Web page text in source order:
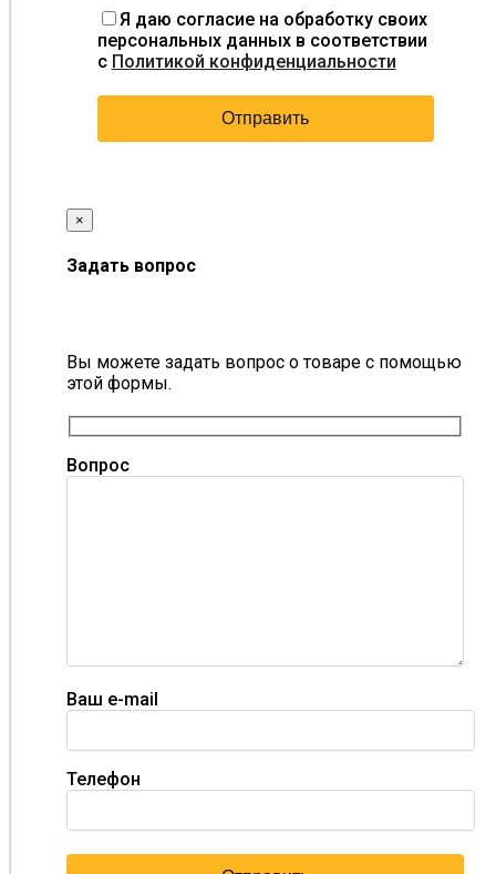
Я даю согласие на обработку своих
персональных данных в соответствии
с Политикой конфиденциальности
×
Задать вопрос
Вы можете задать вопрос о товаре с помощью
этой формы.
Вопрос
Ваш e-mail
Телефон